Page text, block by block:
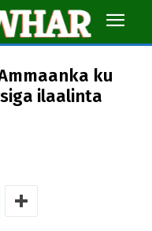
ku
ilaalinta